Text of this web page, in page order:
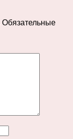
Обязательные